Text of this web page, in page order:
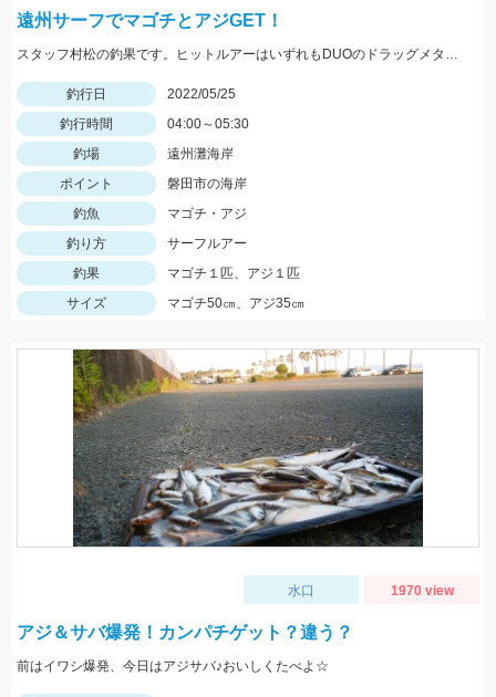
遠州サーフでマゴチとアジGET！
スタッフ村松の釣果です。ヒットルアーはいずれもDUOのドラッグメタルキャストショット30gのイワシカラー！
釣行日
2022/05/25
釣行時間
04:00～05:30
釣場
遠州灘海岸
ポイント
磐田市の海岸
釣魚
マゴチ・アジ
釣り方
サーフルアー
釣果
マゴチ１匹、アジ１匹
サイズ
マゴチ50㎝、アジ35㎝
水口 1970 view
アジ＆サバ爆発！カンパチゲット？違う？
前はイワシ爆発、今日はアジサバ♪おいしくたべよ☆